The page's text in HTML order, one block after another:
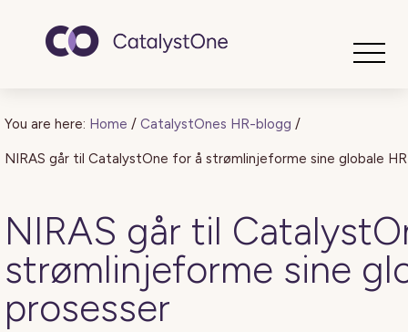
You are here: Home / CatalystOnes HR-blogg /
NIRAS går til CatalystOne for å strømlinjeforme sine globale
NIRAS går til
strømlinjeforme sine
prosesser